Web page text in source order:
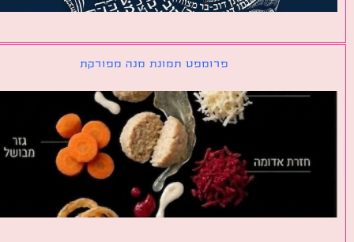
פרומפט תמונת מנה מפורקת